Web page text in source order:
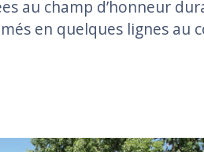
au champ d’honneur
en quelques lignes au